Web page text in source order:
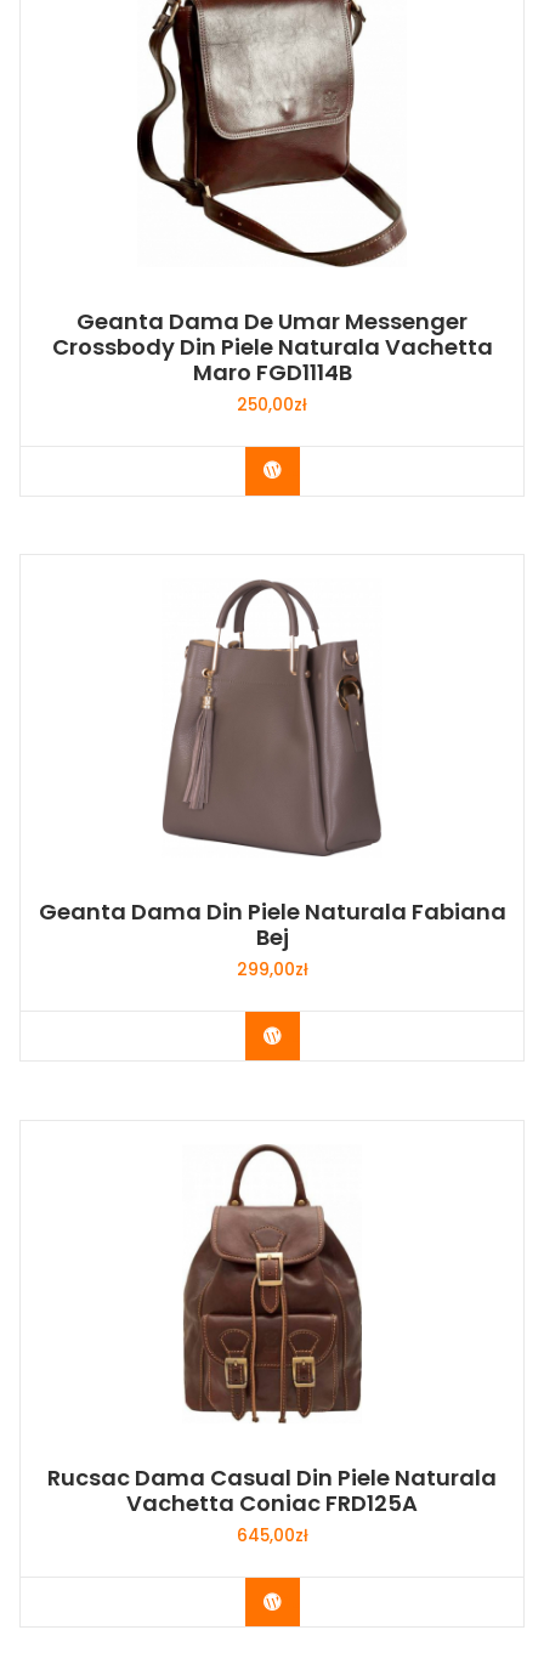
Geanta Dama De Umar Messenger
Crossbody Din Piele Naturala Vachetta
Maro FGD1114B
250,00zł
Buy Now
Geanta Dama Din Piele Naturala Fabiana
Bej
299,00zł
Buy Now
Rucsac Dama Casual Din Piele Naturala
Vachetta Coniac FRD125A
645,00zł
Buy Now